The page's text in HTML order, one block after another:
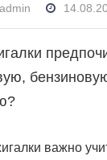
admin
важно